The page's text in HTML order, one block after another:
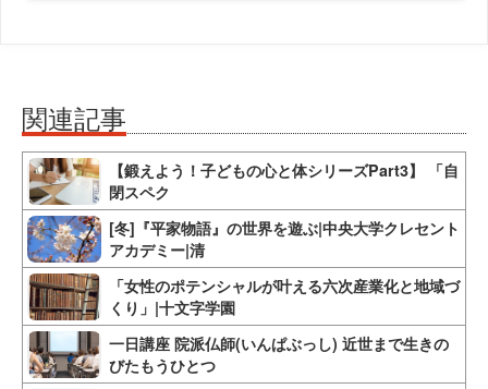
関連記事
【鍛えよう！子どもの心と体シリーズPart3】 「自
閉スペク
[冬]『平家物語』の世界を遊ぶ|中央大学クレセント
アカデミー|清
「女性のポテンシャルが叶える六次産業化と地域づ
くり」|十文字学園
一日講座 院派仏師(いんぱぶっし) 近世まで生きの
びたもうひとつ